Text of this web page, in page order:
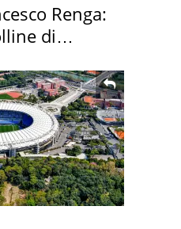
Renga:
di